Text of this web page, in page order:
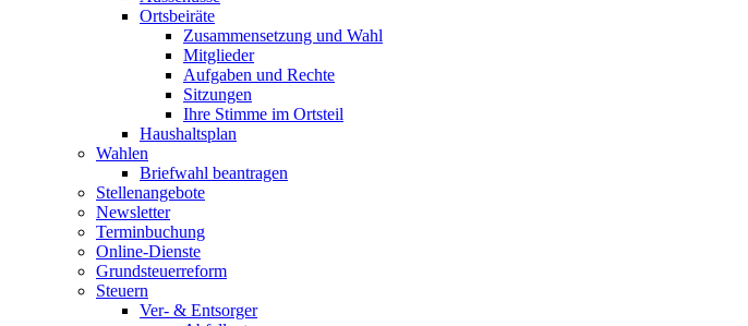
Ortsbeiräte
Zusammensetzung und Wahl
Mitglieder
Aufgaben und Rechte
Sitzungen
Ihre Stimme im Ortsteil
Haushaltsplan
Wahlen
Briefwahl beantragen
Stellenangebote
Newsletter
Terminbuchung
Online-Dienste
Grundsteuerreform
Steuern
Ver- & Entsorger